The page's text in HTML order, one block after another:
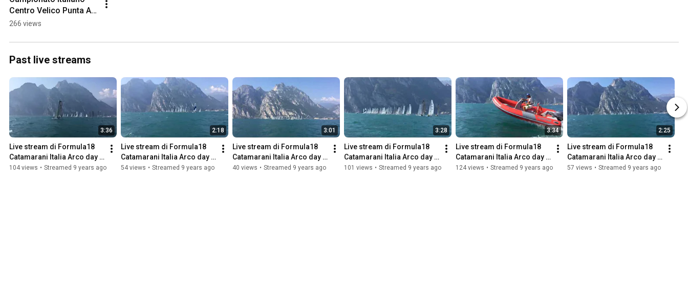
Centro Velico Punta Ala
2015 - Arrivo prova 12
266 views
Past live streams
3:36
Live stream di Formula18
Catamarani Italia Arco day 3
prova 3
104 views • Streamed 9 years ago
2:18
Live stream di Formula18
Catamarani Italia Arco day 3
prova 2
54 views • Streamed 9 years ago
3:01
Live stream di Formula18
Catamarani Italia Arco day 3
prova 1
40 views • Streamed 9 years ago
3:28
Live stream di Formula18
Catamarani Italia Arco day 2
prova 3
101 views • Streamed 9 years ago
3:34
Live stream di Formula18
Catamarani Italia Arco day 2
prova 2
124 views • Streamed 9 years ago
2:25
Live stream di Formula18
Catamarani Italia Arco day 2
prova 2 annullata
57 views • Streamed 9 years ago